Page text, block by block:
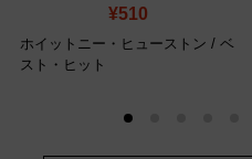
¥510
ホイットニー・ヒューストン / ベ
スト・ヒット